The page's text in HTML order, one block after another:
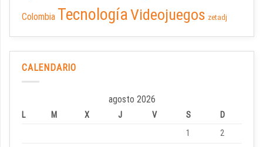
Colombia TecnologíaVideojuegos zetadj
CALENDARIO
agosto 2026
L M X J V S
D
1
2